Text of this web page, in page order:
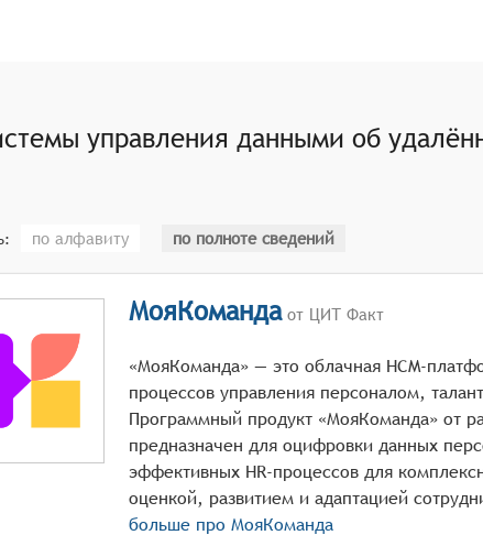
сбор и централизованное хранение данных об
для создания отчётов и проведения
обмениваться данными и повышать эффективность
высокий уровень безопасности данных об удалённых
копирование важной информации.
управления данными об
по алфавиту по полноте сведений
МояКомандаот ЦИТ Факт
«МояКоманда» — это облачная HCM-
процессов управления персоналом,
Программный продукт «МояКоманда» от
предназначен для оцифровки данных
эффективных HR-процессов для
больше про МояКоманда